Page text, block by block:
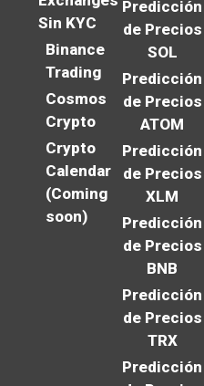
Sin KYC
Binance
Trading
Cosmos
Crypto
Crypto
Calendar
(Coming
soon)
Predicción
de Precios
SOL
Predicción
de Precios
ATOM
Predicción
de Precios
XLM
Predicción
de Precios
BNB
Predicción
de Precios
TRX
Predicción